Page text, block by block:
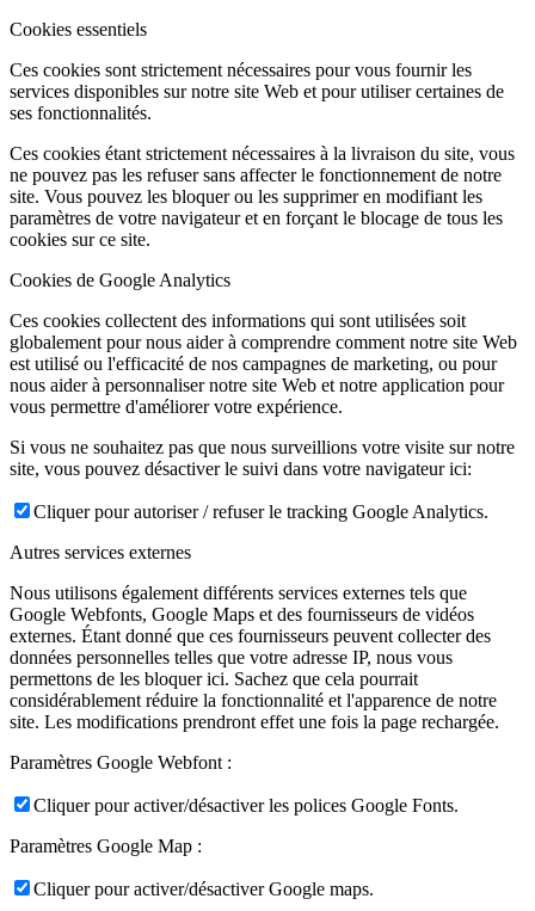
Cookies essentiels
Ces cookies sont strictement nécessaires pour vous fournir les
services disponibles sur notre site Web et pour utiliser certaines de
ses fonctionnalités.
Ces cookies étant strictement nécessaires à la livraison du site, vous
ne pouvez pas les refuser sans affecter le fonctionnement de notre
site. Vous pouvez les bloquer ou les supprimer en modifiant les
paramètres de votre navigateur et en forçant le blocage de tous les
cookies sur ce site.
Cookies de Google Analytics
Ces cookies collectent des informations qui sont utilisées soit
globalement pour nous aider à comprendre comment notre site Web
est utilisé ou l'efficacité de nos campagnes de marketing, ou pour
nous aider à personnaliser notre site Web et notre application pour
vous permettre d'améliorer votre expérience.
Si vous ne souhaitez pas que nous surveillions votre visite sur notre
site, vous pouvez désactiver le suivi dans votre navigateur ici:
Cliquer pour autoriser / refuser le tracking Google Analytics.
Autres services externes
Nous utilisons également différents services externes tels que
Google Webfonts, Google Maps et des fournisseurs de vidéos
externes. Étant donné que ces fournisseurs peuvent collecter des
données personnelles telles que votre adresse IP, nous vous
permettons de les bloquer ici. Sachez que cela pourrait
considérablement réduire la fonctionnalité et l'apparence de notre
site. Les modifications prendront effet une fois la page rechargée.
Paramètres Google Webfont :
Cliquer pour activer/désactiver les polices Google Fonts.
Paramètres Google Map :
Cliquer pour activer/désactiver Google maps.